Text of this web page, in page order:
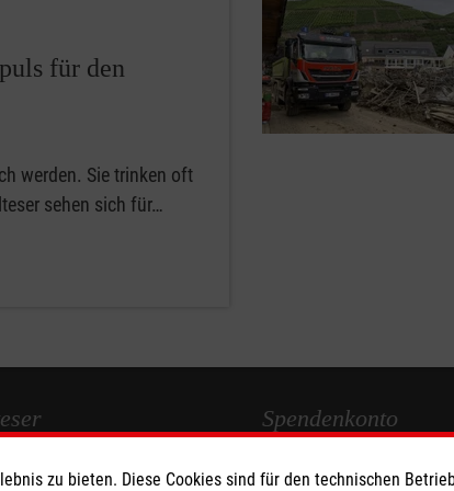
für den
werden. Sie trinken oft
sehen sich für…
Spendenkonto
Empfänger: Malteser
zu bieten. Diese Cookies sind für den technischen